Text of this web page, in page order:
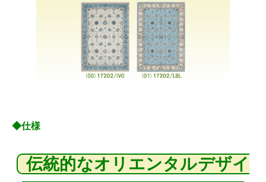
◆仕様
伝統的なオリエンタルデザイ